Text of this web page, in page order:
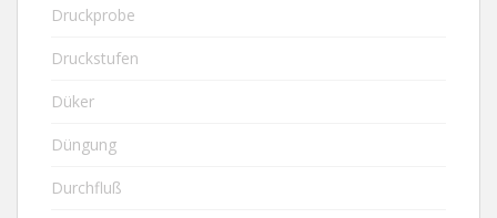
Druckprobe
Druckstufen
Düker
Düngung
Durchfluß